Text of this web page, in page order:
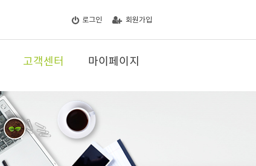
로그인 회원가입
고객센터 마이페이지